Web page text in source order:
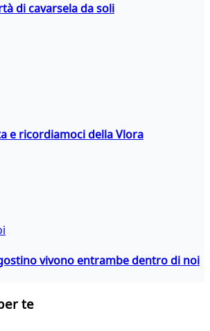
di cavarsela da soli
e ricordiamoci della Vlora
vivono entrambe dentro di noi
te